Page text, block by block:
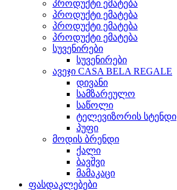
პროდუქტი ემატება
პროდუქტი ემატება
პროდუქტი ემატება
პროდუქტი ემატება
სუვენირები
სუვენირები
ავეჯი CASA BELA REGALE
დივანი
სამზარეულო
საწოლი
ტელევიზორის სტენდი
პუფი
მოდის ბრენდი
ქალი
ბავშვი
მამაკაცი
ფასდაკლებები